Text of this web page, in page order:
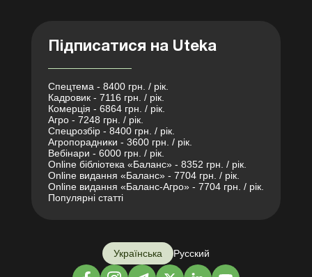
Підписатися на Uteka
Спецтема - 8400 грн. / рік.
Кадровик - 7116 грн. / рік.
Комерція - 6864 грн. / рік.
Агро - 7248 грн. / рік.
Спецрозбір - 8400 грн. / рік.
Агропорадники - 3600 грн. / рік.
Вебінари - 6000 грн. / рік.
Online бібліотека «Баланс» - 8352 грн. / рік.
Online видання «Баланс» - 7704 грн. / рік.
Online видання «Баланс-Агро» - 7704 грн. / рік.
Популярні статті
Українська Русский